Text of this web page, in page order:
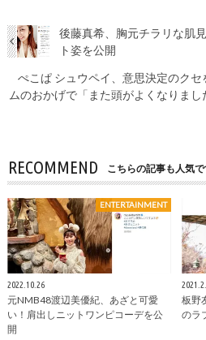
後藤真希、胸元チラリな肌
ト姿を公開
ぺこぱ シュウペイ、意思決定のク
ムのおかげで「また頭がよくなりま
RECOMMEND こちらの記事も人気で
ENTERTAINMENT
2022.10.26
元NMB48渡辺美優紀、あざと可愛
い！肩出しニットワンピコーデを公
開
板野
のラ